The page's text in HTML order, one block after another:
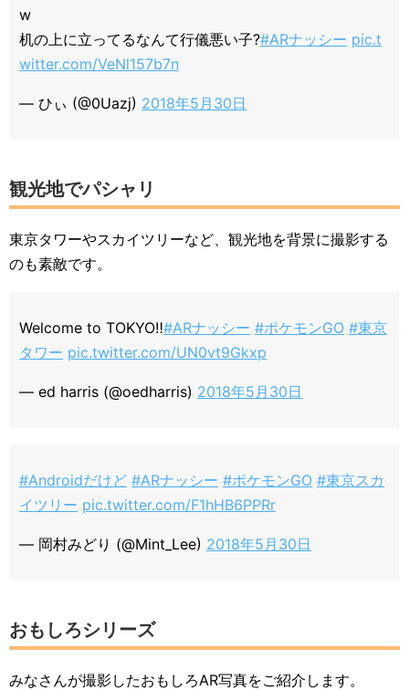
w
机の上に立ってるなんて行儀悪い子?#ARナッシー pic.t
witter.com/VeNl157b7n
— ひぃ (@0Uazj) 2018年5月30日
観光地でパシャリ
東京タワーやスカイツリーなど、観光地を背景に撮影する
のも素敵です。
Welcome to TOKYO‼️#ARナッシー #ポケモンGO #東京
タワー pic.twitter.com/UN0vt9Gkxp
— ed harris (@oedharris) 2018年5月30日
#Androidだけど #ARナッシー #ポケモンGO #東京スカ
イツリー pic.twitter.com/F1hHB6PPRr
— 岡村みどり (@Mint_Lee) 2018年5月30日
おもしろシリーズ
みなさんが撮影したおもしろAR写真をご紹介します。